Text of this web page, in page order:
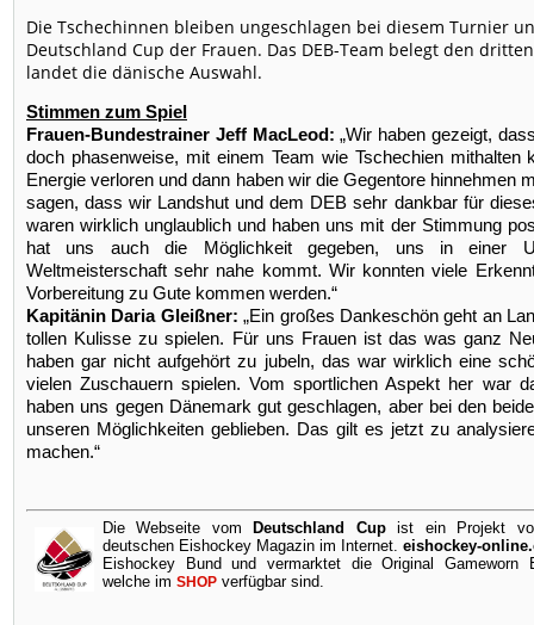
Die Tschechinnen bleiben ungeschlagen bei diesem Turnier
Deutschland Cup der Frauen. Das DEB-Team belegt den
landet die dänische Auswahl.
Stimmen zum Spiel
Frauen-Bundestrainer Jeff MacLeod: „Wir haben gezeigt,
doch phasenweise, mit einem Team wie Tschechien
Energie verloren und dann haben wir die Gegentore hinnehmen
sagen, dass wir Landshut und dem DEB sehr dankbar für
waren wirklich unglaublich und haben uns mit der Stimmung
hat uns auch die Möglichkeit gegeben, uns in einer
Weltmeisterschaft sehr nahe kommt. Wir konnten viele
Vorbereitung zu Gute kommen werden.“
Kapitänin Daria Gleißner: „Ein großes Dankeschön geht an
tollen Kulisse zu spielen. Für uns Frauen ist das was ganz
haben gar nicht aufgehört zu jubeln, das war wirklich eine
vielen Zuschauern spielen. Vom sportlichen Aspekt her war
haben uns gegen Dänemark gut geschlagen, aber bei den
unseren Möglichkeiten geblieben. Das gilt es jetzt zu
machen.“
Die Webseite vom Deutschland Cupist ein Projekt
deutschen Eishockey Magazin im Internet. eishockey-
Eishockey Bund und vermarktet die Original Gameworn
welche im SHOP verfügbar sind.